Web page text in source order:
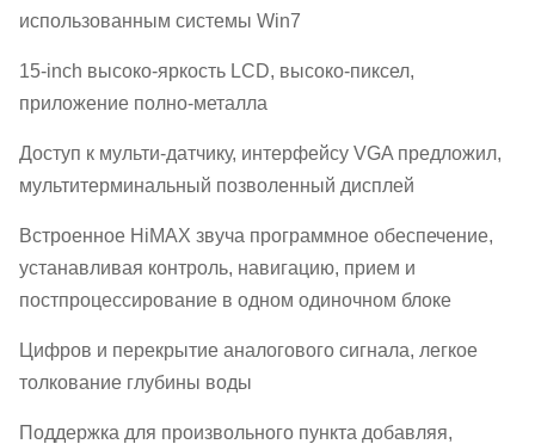
использованным системы Win7
15-inch высоко-яркость LCD, высоко-пиксел,
приложение полно-металла
Доступ к мульти-датчику, интерфейсу VGA предложил,
мультитерминальный позволенный дисплей
Встроенное HiMAX звуча программное обеспечение,
устанавливая контроль, навигацию, прием и
постпроцессирование в одном одиночном блоке
Цифров и перекрытие аналогового сигнала, легкое
толкование глубины воды
Поддержка для произвольного пункта добавляя,